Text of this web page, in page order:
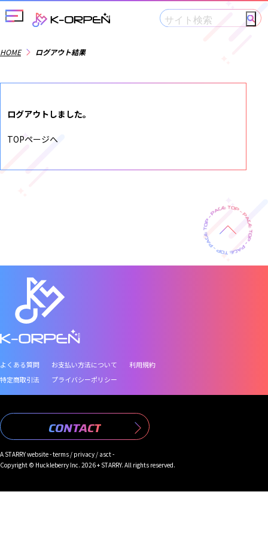
メニューを開閉する
HOME ログアウト結果
ログアウトしました。
TOPページへ
よくある質問 お支払い方法について
利用規約
特定商取引法
プライバシーポリシー
CONTACT
A STARRYwebsite -terms / privacy / asct-
Copyright © Huckleberry Inc. 2026 + STARRY. All rights reserved.